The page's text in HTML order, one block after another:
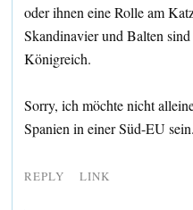
oder ihnen eine Rolle am
Skandinavier und Balten
Königreich.
Sorry, ich möchte nicht
Spanien in einer Süd-EU sein.
REPLY LINK